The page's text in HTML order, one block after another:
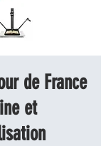
de France
et